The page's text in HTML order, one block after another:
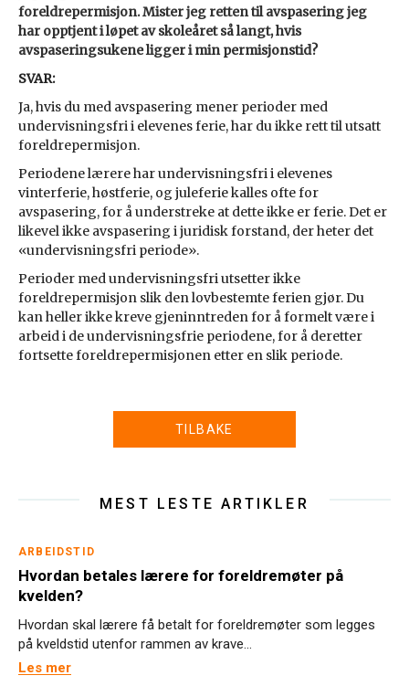
foreldrepermisjon. Mister jeg retten til avspasering jeg
har opptjent i løpet av skoleåret så langt, hvis
avspaseringsukene ligger i min permisjonstid?
SVAR:
Ja, hvis du med avspasering mener perioder med
undervisningsfri i elevenes ferie, har du ikke rett til utsatt
foreldrepermisjon.
Periodene lærere har undervisningsfri i elevenes
vinterferie, høstferie, og juleferie kalles ofte for
avspasering, for å understreke at dette ikke er ferie. Det er
likevel ikke avspasering i juridisk forstand, der heter det
«undervisningsfri periode».
Perioder med undervisningsfri utsetter ikke
foreldrepermisjon slik den lovbestemte ferien gjør. Du
kan heller ikke kreve gjeninntreden for å formelt være i
arbeid i de undervisningsfrie periodene, for å deretter
fortsette foreldrepermisjonen etter en slik periode.
TILBAKE
MEST LESTE ARTIKLER
ARBEIDSTID
Hvordan betales lærere for foreldremøter på
kvelden?
Hvordan skal lærere få betalt for foreldremøter som legges
på kveldstid utenfor rammen av krave...
Les mer